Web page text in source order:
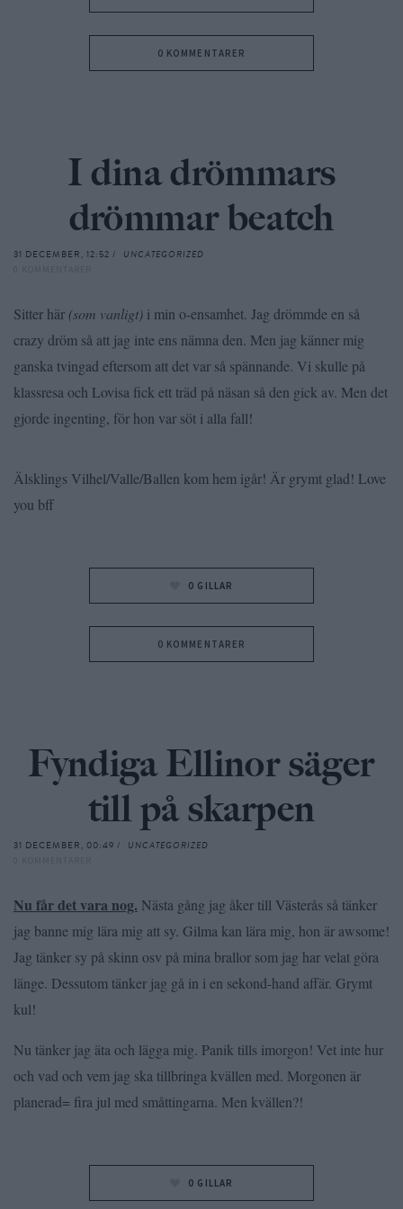
0 KOMMENTARER
I dina drömmars
drömmar beatch
31 DECEMBER, 12:52 / UNCATEGORIZED
Sitter här (som vanligt) i min o-ensamhet. Jag drömmde en så
crazy dröm så att jag inte ens nämna den. Men jag känner mig
ganska tvingad eftersom att det var så spännande. Vi skulle på
klassresa och Lovisa fick ett träd på näsan så den gick av. Men det
gjorde ingenting, för hon var söt i alla fall!
Älsklings Vilhel/Valle/Ballen kom hem igår! Är grymt glad! Love
you bff
0 GILLAR
0 KOMMENTARER
Fyndiga Ellinor säger
till på skarpen
31 DECEMBER, 00:49 / UNCATEGORIZED
Nu får det vara nog. Nästa gång jag åker till Västerås så tänker
jag banne mig lära mig att sy. Gilma kan lära mig, hon är awsome!
Jag tänker sy på skinn osv på mina brallor som jag har velat göra
länge. Dessutom tänker jag gå in i en sekond-hand affär. Grymt
kul!
Nu tänker jag äta och lägga mig. Panik tills imorgon! Vet inte hur
och vad och vem jag ska tillbringa kvällen med. Morgonen är
planerad= fira jul med småttingarna. Men kvällen?!
0 GILLAR